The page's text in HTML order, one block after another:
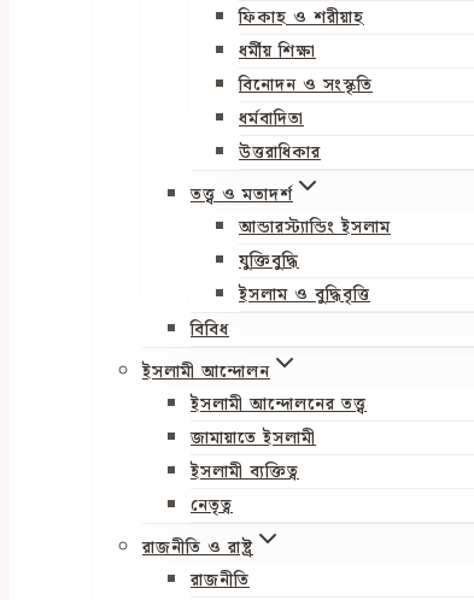
ফিকাহ ও শরীয়াহ
ধর্মীয় শিক্ষা
বিনোদন ও সংস্কৃতি
ধর্মবাদিতা
উত্তরাধিকার
তত্ত্ব ও মতাদর্শ
আন্ডারস্ট্যান্ডিং ইসলাম
যুক্তিবুদ্ধি
ইসলাম ও বুদ্ধিবৃত্তি
বিবিধ
ইসলামী আন্দোলন
ইসলামী আন্দোলনের তত্ত্ব
জামায়াতে ইসলামী
ইসলামী ব্যক্তিত্ব
নেতৃত্ব
রাজনীতি ও রাষ্ট্র
রাজনীতি